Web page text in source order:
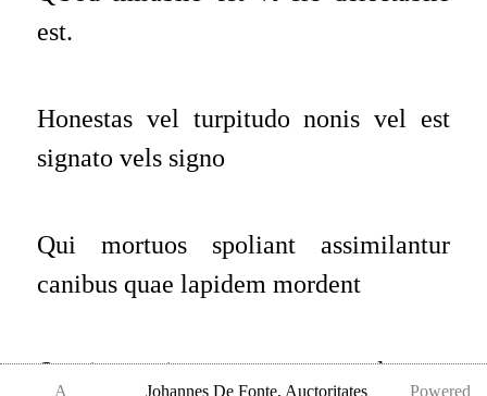
est.
Honestas vel turpitudo nonis vel est
signato vels signo
Qui mortuos spoliant assimilantur
canibus quae lapidem mordent
Omnia terminantur numero. podere. et
A Johannes De Fonte, Auctoritates Powered